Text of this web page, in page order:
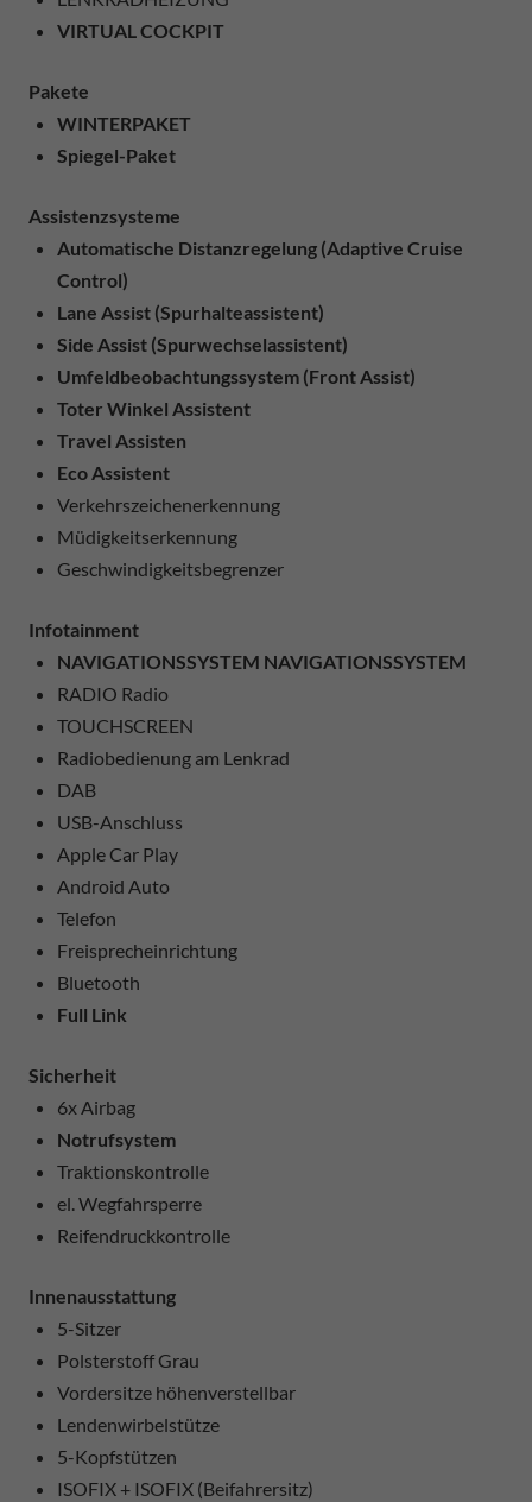
VIRTUAL COCKPIT
Pakete
WINTERPAKET
Spiegel-Paket
Assistenzsysteme
Automatische Distanzregelung (Adaptive Cruise
Control)
Lane Assist (Spurhalteassistent)
Side Assist (Spurwechselassistent)
Umfeldbeobachtungssystem (Front Assist)
Toter Winkel Assistent
Travel Assisten
Eco Assistent
Verkehrszeichenerkennung
Müdigkeitserkennung
Geschwindigkeitsbegrenzer
Infotainment
NAVIGATIONSSYSTEM NAVIGATIONSSYSTEM
RADIO Radio
TOUCHSCREEN
Radiobedienung am Lenkrad
DAB
USB-Anschluss
Apple Car Play
Android Auto
Telefon
Freisprecheinrichtung
Bluetooth
Full Link
Sicherheit
6x Airbag
Notrufsystem
Traktionskontrolle
el. Wegfahrsperre
Reifendruckkontrolle
Innenausstattung
5-Sitzer
Polsterstoff Grau
Vordersitze höhenverstellbar
Lendenwirbelstütze
5-Kopfstützen
ISOFIX + ISOFIX (Beifahrersitz)